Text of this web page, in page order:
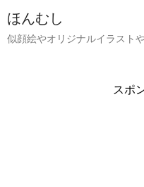
ほんむし
似顔絵やオリジナルイラスト
スポ